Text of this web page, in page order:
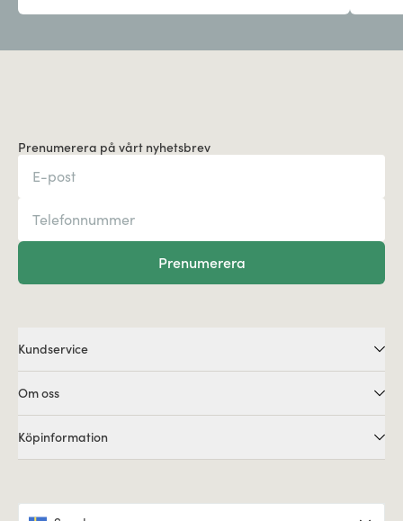
Prenumerera på vårt nyhetsbrev
Prenumerera
Kundservice
Om oss
Köpinformation